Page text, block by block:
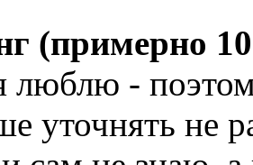
(примерно
люблю -
уточнять не